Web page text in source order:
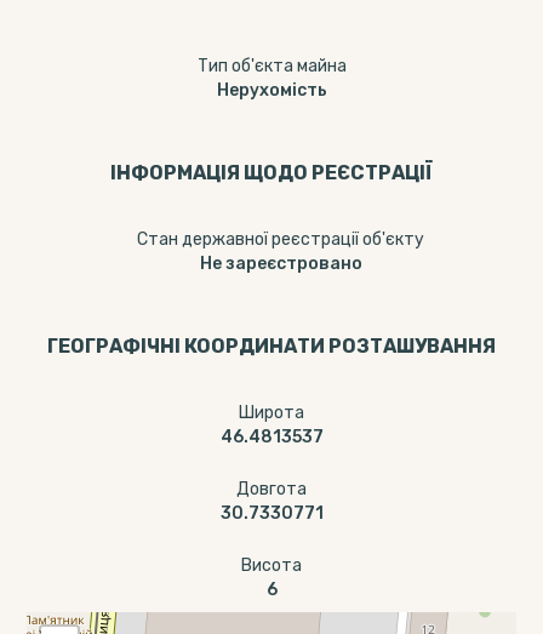
Тип об'єкта майна
Нерухомість
ІНФОРМАЦІЯ ЩОДО РЕЄСТРАЦІЇ
Стан державної реєстрації об'єкту
Не зареєстровано
ГЕОГРАФІЧНІ КООРДИНАТИ РОЗТАШУВАННЯ
Широта
46.4813537
Довгота
30.7330771
Висота
6